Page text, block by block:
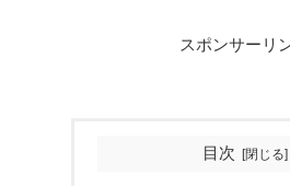
スポンサーリ
目次